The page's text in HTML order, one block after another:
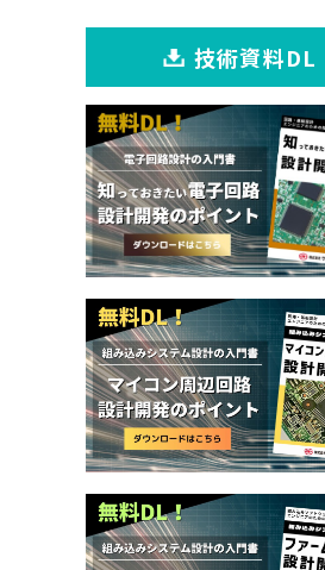
技術資料DL